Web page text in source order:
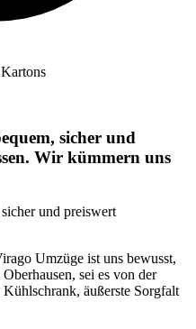
sicher und
Wir kümmern uns
und preiswert
Umzüge ist uns bewusst,
sei es von der
äußerste Sorgfalt